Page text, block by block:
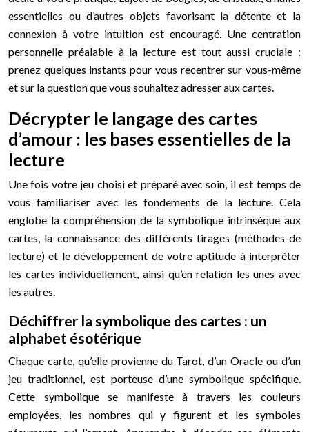
essentielles ou d’autres objets favorisant la détente et la
connexion à votre intuition est encouragé. Une centration
personnelle préalable à la lecture est tout aussi cruciale :
prenez quelques instants pour vous recentrer sur vous-même
et sur la question que vous souhaitez adresser aux cartes.
Décrypter le langage des cartes
d’amour : les bases essentielles de la
lecture
Une fois votre jeu choisi et préparé avec soin, il est temps de
vous familiariser avec les fondements de la lecture. Cela
englobe la compréhension de la symbolique intrinsèque aux
cartes, la connaissance des différents tirages (méthodes de
lecture) et le développement de votre aptitude à interpréter
les cartes individuellement, ainsi qu’en relation les unes avec
les autres.
Déchiffrer la symbolique des cartes : un
alphabet ésotérique
Chaque carte, qu’elle provienne du Tarot, d’un Oracle ou d’un
jeu traditionnel, est porteuse d’une symbolique spécifique.
Cette symbolique se manifeste à travers les couleurs
employées, les nombres qui y figurent et les symboles